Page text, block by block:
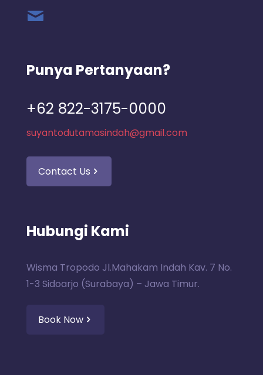
Punya Pertanyaan?
+62 822-3175-0000
suyantodutamasindah@gmail.com
Contact Us
Hubungi Kami
Wisma Tropodo Jl.Mahakam Indah Kav. 7 No.
1-3 Sidoarjo (Surabaya) – Jawa Timur.
Book Now